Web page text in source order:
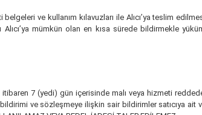
ve kullanım kılavuzları ile Alıcı’ya teslim
mümkün olan en kısa sürede bildirmekle
7 (yedi) gün içerisinde malı veya hizmeti
bildirimi ve sözleşmeye ilişkin sair bildirimler satıcıya ait